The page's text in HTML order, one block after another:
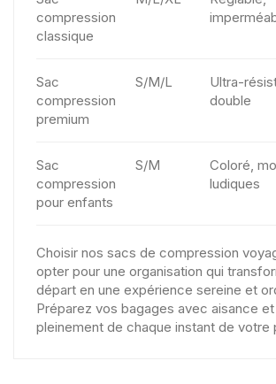
compression
classique
Sac
compression
premium
S/M/L
Ultra-
double
Sac
compression
pour enfants
S/M
Coloré,
ludiques
Choisir nos sacs de compression
opter pour une organisation qui
départ en une expérience sereine et
Préparez vos bagages avec aisance
pleinement de chaque instant de votre